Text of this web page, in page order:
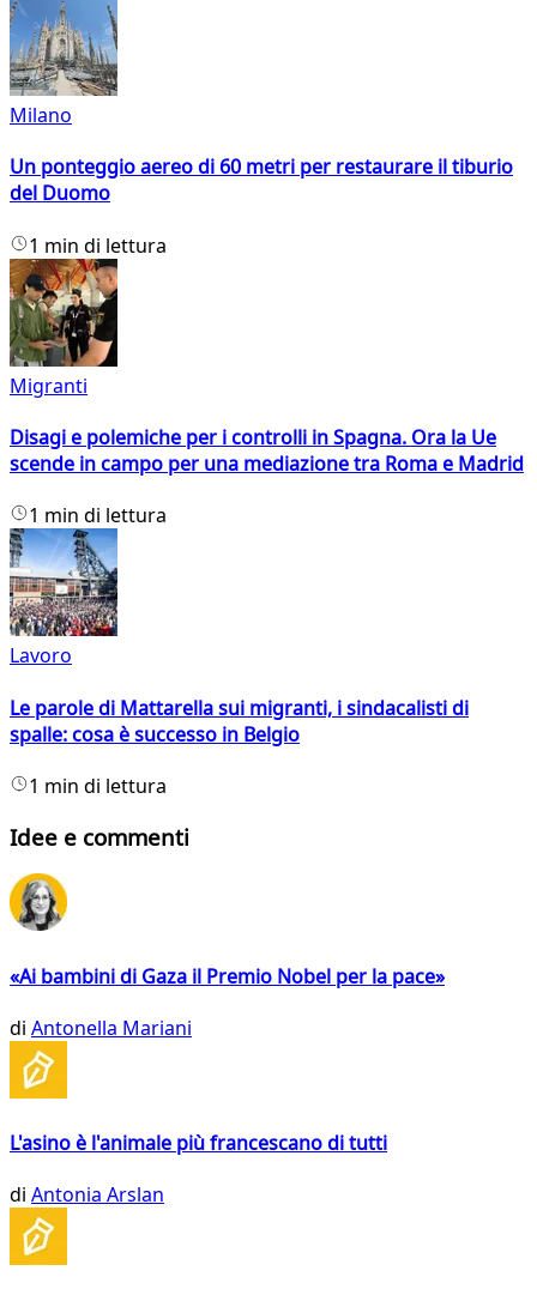
Milano
Un ponteggio aereo di 60 metri per restaurare il tiburio
del Duomo
1 min di lettura
Migranti
Disagi e polemiche per i controlli in Spagna. Ora la Ue
scende in campo per una mediazione tra Roma e Madrid
1 min di lettura
Lavoro
Le parole di Mattarella sui migranti, i sindacalisti di
spalle: cosa è successo in Belgio
1 min di lettura
Idee e commenti
«Ai bambini di Gaza il Premio Nobel per la pace»
di Antonella Mariani
L'asino è l'animale più francescano di tutti
di Antonia Arslan